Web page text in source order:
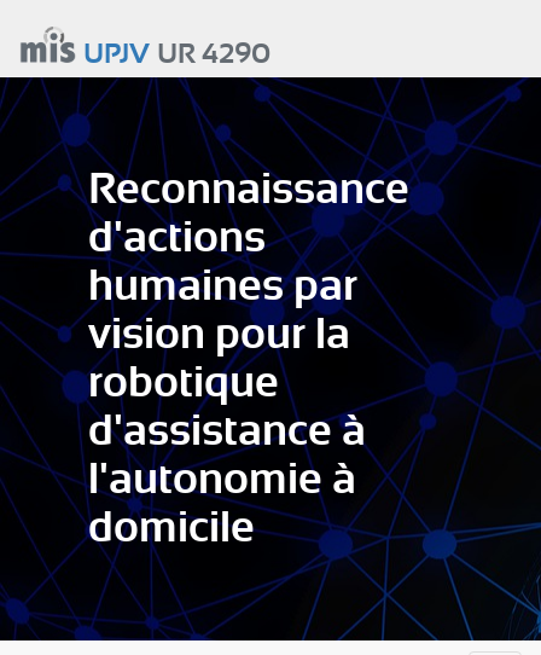
contenu
principal
UPJVUR 4290
Reconnaissance
d'actions
humaines par
vision pour la
robotique
d'assistance à
l'autonomie à
domicile